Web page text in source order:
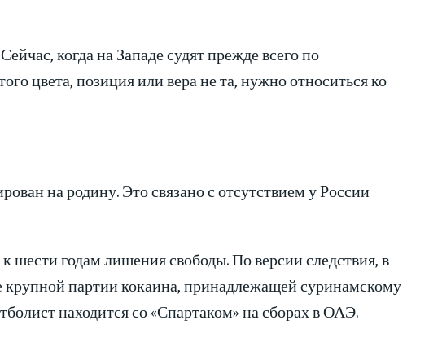
когда на Западе судят прежде всего по
цвета, позиция или вера не та, нужно относиться ко
на родину. Это связано с отсутствием у России
шести годам лишения свободы. По версии следствия, в
крупной партии кокаина, принадлежащей суринамскому
находится со «Спартаком» на сборах в ОАЭ.